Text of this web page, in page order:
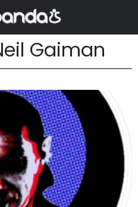
Gaiman